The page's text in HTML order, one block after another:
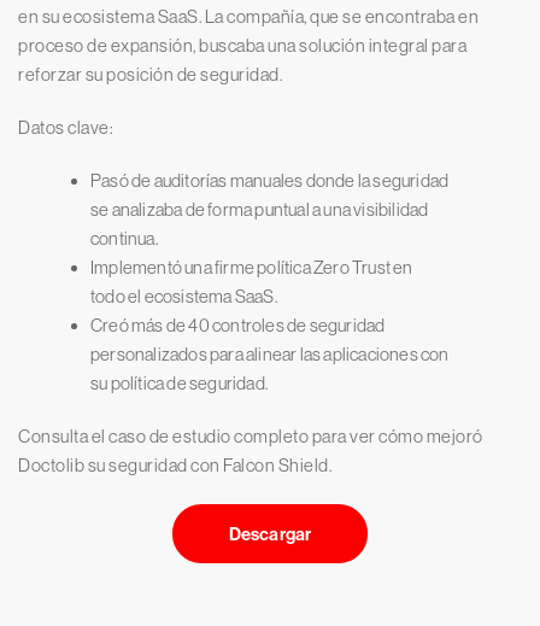
en su ecosistema SaaS. La compañía, que se encontraba en
proceso de expansión, buscaba una solución integral para
reforzar su posición de seguridad.
Datos clave:
Pasó de auditorías manuales donde la seguridad
se analizaba de forma puntual a una visibilidad
continua.
Implementó una firme política Zero Trust en
todo el ecosistema SaaS.
Creó más de 40 controles de seguridad
personalizados para alinear las aplicaciones con
su política de seguridad.
Consulta el caso de estudio completo para ver cómo mejoró
Doctolib su seguridad con Falcon Shield.
Descargar